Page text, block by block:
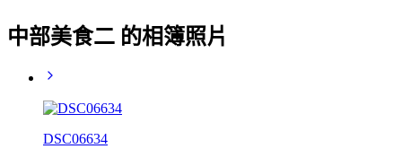
中部美食二 的相簿照片
DSC06634